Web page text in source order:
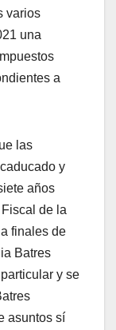
varios
una
a
las
y
años
de la
finales de
Batres
y se
asuntos sí